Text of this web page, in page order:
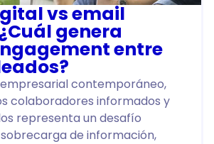
vs email
genera
entre
contemporáneo,
colaboradores informados y
representa un desafío
de información,